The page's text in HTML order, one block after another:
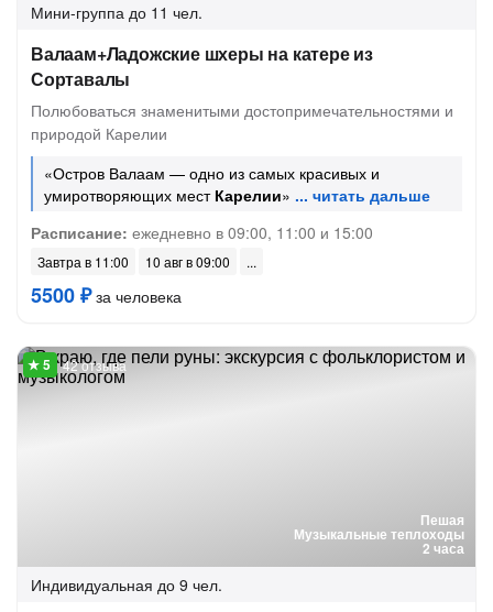
Мини-группа до 11 чел.
Валаам+Ладожские шхеры на катере из
Сортавалы
Полюбоваться знаменитыми достопримечательностями и
природой Карелии
«Остров Валаам — одно из самых красивых и
умиротворяющих мест Карелии»
Расписание: ежедневно в 09:00, 11:00 и 15:00
Завтра в 11:00 10 авг в 09:00
5500 ₽за человека
Пешая
Музыкальные теплоходы
2 часа
42 отзыва
Индивидуальная до 9 чел.